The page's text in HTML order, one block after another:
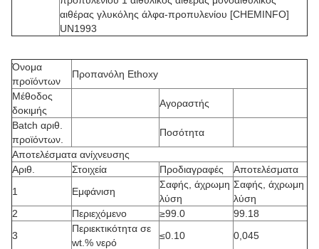
αιθέρας γλυκόλης άλφα-προπυλενίου [CHEMINFO]
UN1993
Όνομα
προϊόντων
Προπανόλη Ethoxy
Μέθοδος
δοκιμής
Αγοραστής
Batch αριθ.
προϊόντων.
Ποσότητα
Αποτελέσματα ανίχνευσης
Αριθ.
Στοιχεία Προδιαγραφές
Αποτελέσματα
1
Εμφάνιση
Σαφής, άχρωμη
λύση
Σαφής, άχρωμη
λύση
2
Περιεχόμενο ≥99.0
99.18
3
Περιεκτικότητα σε
wt.% νερό
≤0.10 0,045